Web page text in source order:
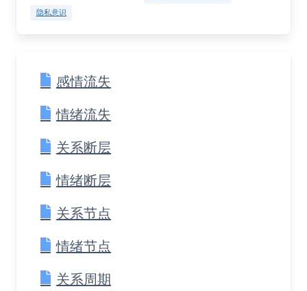
隐私意识
感情流失
情绪流失
关系断层
情绪断层
关系节点
情绪节点
关系周期